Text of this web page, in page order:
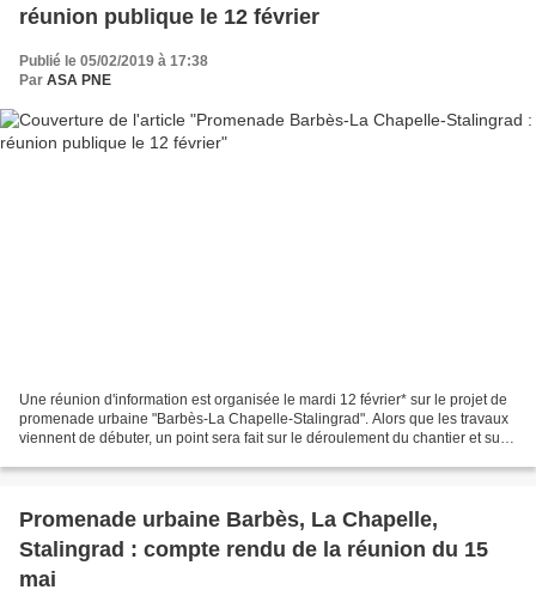
réunion publique le 12 février
Publié le 05/02/2019 à 17:38
Par ASA PNE
Une réunion d'information est organisée le mardi 12 février* sur le projet de
promenade urbaine "Barbès-La Chapelle-Stalingrad". Alors que les travaux
viennent de débuter, un point sera fait sur le déroulement du chantier et sur
Promenade urbaine Barbès, La Chapelle,
Stalingrad : compte rendu de la réunion du 15
mai